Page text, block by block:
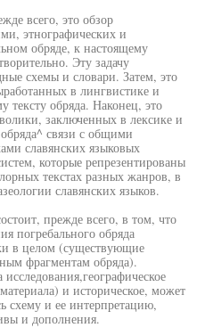
всего, это обзор
этнографических и
обряде, к настоящему
Эту задачу
схемы и словари. Затем, это
в лингвистике и
тексту обряда. Наконец, это
заключенных в лексике и
связи с общими
славянских языковых
которые репрезентированы
текстах разных жанров, в
славянских языков.
прежде всего, в том, что
погребального обряда
в целом (существующие
фрагментам обряда).
и историческое, может
схему и ее интерпретацию,
и дополнения.